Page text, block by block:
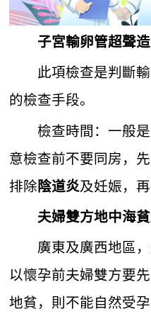
子宮輸卵管超聲
此項檢查是判斷
的檢查手段。
檢查時間：一般
意檢查前不要同房，
排除陰道炎及妊娠，
夫婦雙方地中海
廣東及廣西地區
以懷孕前夫婦雙方要
地貧，則不能自然受